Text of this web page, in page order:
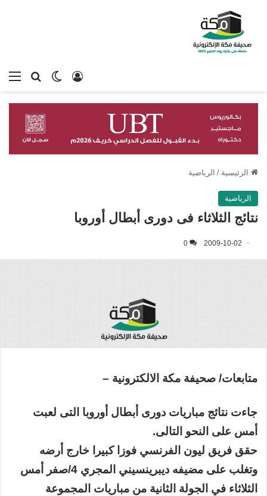
بحثالوضع
تسجيل الدخول
الرئيسية / الرياضية
الرياضية
نتائج الثلاثاء فى دورى أبطال أوروبا
2009-10-02
0
متابعات/ صحيفة مكة الالكترونية –
جاءت نتائج مباريات دورى أبطال أوروبا التى لعبت
أمس على النحو التالى.
حقق فريق ليون الفرنسي فوزا كبيرا خارج أرضه
وتغلب على مضيفه ديبرينسيني المجري 4/صفر أمس
الثلاثاء في الجولة الثانية من مباريات المجموعة